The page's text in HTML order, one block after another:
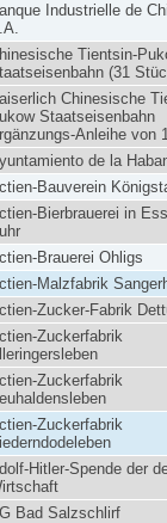
Industrielle de
Tientsin-
(31
Chinesische
Staatseisenbahn
Anleihe von
de la
Bauverein
Bierbrauerei in
Brauerei Ohligs
Malzfabrik
Zucker-Fabrik
Zuckerfabrik
Zuckerfabrik
Zuckerfabrik
Hitler-Spende der
Bad Salzschlirf